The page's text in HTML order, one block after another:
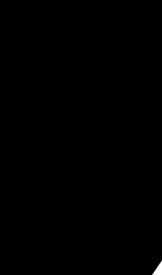
превзошел
а качество поражает!